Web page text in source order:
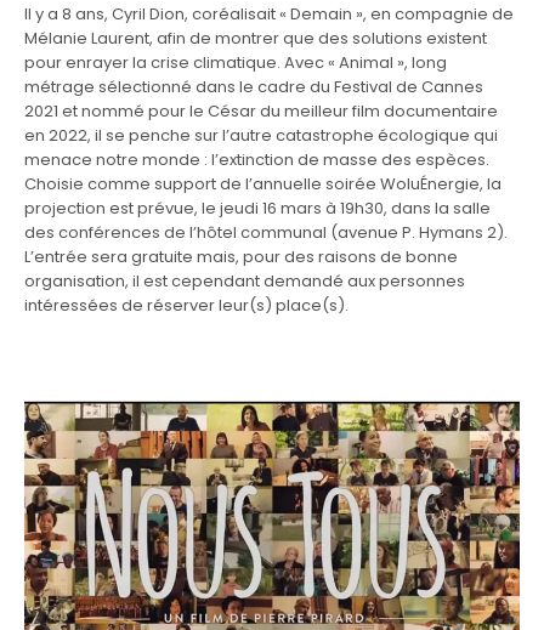
Il y a 8 ans, Cyril Dion, coréalisait « Demain », en compagnie de
Mélanie Laurent, afin de montrer que des solutions existent
pour enrayer la crise climatique. Avec « Animal », long
métrage sélectionné dans le cadre du Festival de Cannes
2021 et nommé pour le César du meilleur film documentaire
en 2022, il se penche sur l’autre catastrophe écologique qui
menace notre monde : l’extinction de masse des espèces.
Choisie comme support de l’annuelle soirée WoluÉnergie, la
projection est prévue, le jeudi 16 mars à 19h30, dans la salle
des conférences de l’hôtel communal (avenue P. Hymans 2).
L’entrée sera gratuite mais, pour des raisons de bonne
organisation, il est cependant demandé aux personnes
intéressées de réserver leur(s) place(s).